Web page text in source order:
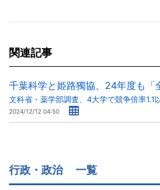
関連記事
千葉科学と姫路獨協、24年度も「
文科省・薬学部調査、4大学で競争倍率1.1
2024/12/12 04:50
行政・政治 一覧